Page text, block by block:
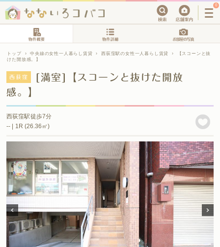
0
トップ › 中央線の女性一人暮らし賃貸 › 西荻窪駅の女性一人暮らし賃貸 ›
【スコーンと抜
けた開放感。】
西荻窪
[満室]【スコーンと抜けた開放
感。】
西荻窪駅徒歩7分
-- | 1R (26.36㎡)